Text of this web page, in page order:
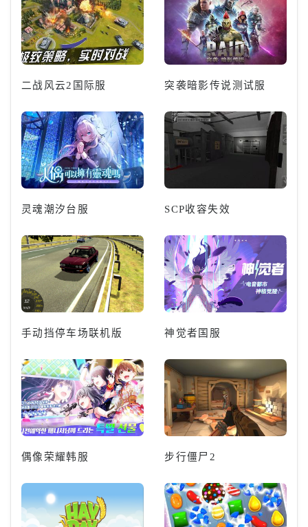
二战风云2国际服 突袭暗影传说测试服
灵魂潮汐台服 SCP收容失效
手动挡停车场联机版 神觉者国服
偶像荣耀韩服 步行僵尸2